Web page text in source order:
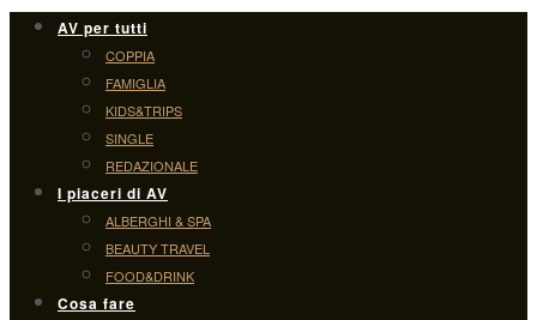
AV per tutti
COPPIA
FAMIGLIA
KIDS&TRIPS
SINGLE
REDAZIONALE
I piaceri di AV
ALBERGHI & SPA
BEAUTY TRAVEL
FOOD&DRINK
Cosa fare